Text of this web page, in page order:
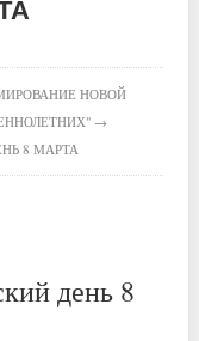
НОВОЙ
→
8 МАРТА
день 8